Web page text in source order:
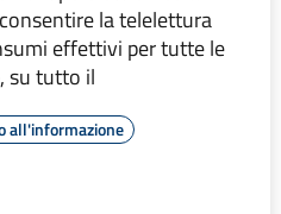
la telelettura
effettivi per tutte le
su tutto il
all'informazione